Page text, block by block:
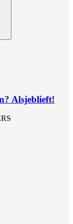
Alsjeblieft!